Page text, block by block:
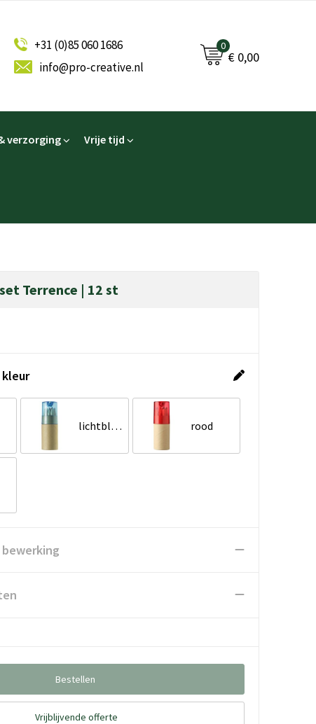
+31 (0)85 060 1686
info@pro-creative.nl
0
€ 0,00
verzorging Vrije tijd
Terrence | 12 st
lichtblauw rood
Bestellen
Vrijblijvende offerte